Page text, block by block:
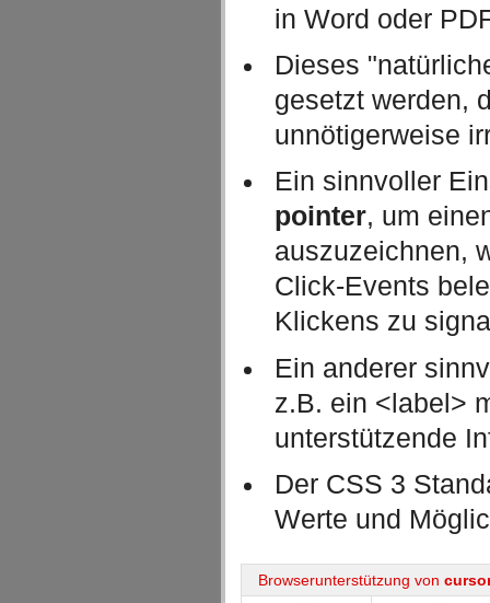
in Word oder
Dieses
gesetzt werden,
unnötigerweise
Ein sinnvoller
pointer, um
auszuzeichnen,
Click-Events
Klickens zu
Ein anderer
z.B. ein <label>
unterstützende
Der CSS 3
Werte und
Browserunterstützung von